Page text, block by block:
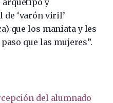
de ‘varón viril’
que los maniata y les
que las mujeres”.
del alumnado